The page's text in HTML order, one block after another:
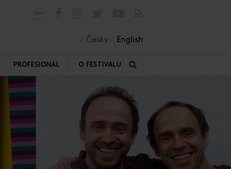
Česky English
PROFESIONÁL O FESTIVALU